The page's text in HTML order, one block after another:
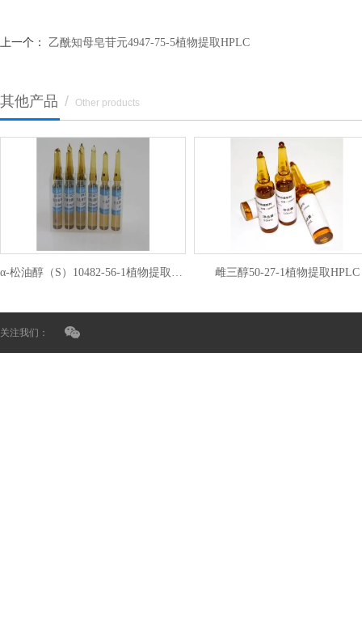
上一个： 乙酰知母皂苷元4947-75-5植物提取HPLC
其他产品 / Other products
α-松油醇（S）10482-56-1植物提取HPLC 雌三醇50-27-1植物提取HPLC
关注我们：